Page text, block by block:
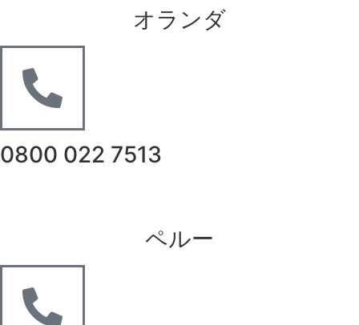
オランダ
0800 022 7513
ペルー